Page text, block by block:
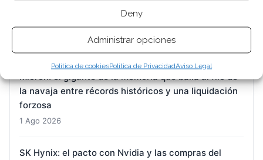
Deny
Administrar opciones
Política de cookiesPolítica de PrivacidadAviso Legal
ARTÍCULOS RECIENTES
Micron: el gigante de la memoria que baila al filo de
la navaja entre récords históricos y una liquidación
forzosa
1 Ago 2026
SK Hynix: el pacto con Nvidia y las compras del